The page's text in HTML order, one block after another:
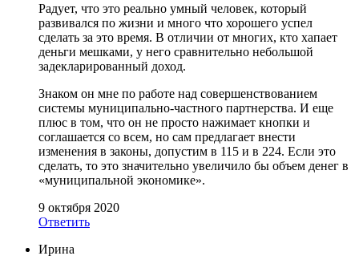
Радует, что это реально умный человек, который
развивался по жизни и много что хорошего успел
сделать за это время. В отличии от многих, кто хапает
деньги мешками, у него сравнительно небольшой
задекларированный доход.
Знаком он мне по работе над совершенствованием
системы муниципально-частного партнерства. И еще
плюс в том, что он не просто нажимает кнопки и
соглашается со всем, но сам предлагает внести
изменения в законы, допустим в 115 и в 224. Если это
сделать, то это значительно увеличило бы объем денег в
«муниципальной экономике».
9 октября 2020
Ответить
Ирина